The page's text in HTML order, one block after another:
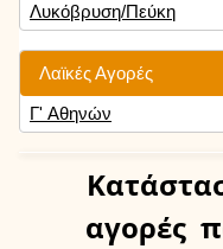
Λυκόβρυση/Πεύκη
Λαϊκές Αγορές
Γ' Αθηνών
αγορές